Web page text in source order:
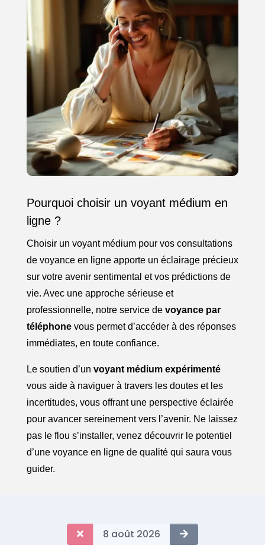
Pourquoi choisir un voyant médium en
ligne ?
Choisir un voyant médium pour vos consultations
de voyance en ligne apporte un éclairage précieux
sur votre avenir sentimental et vos prédictions de
vie. Avec une approche sérieuse et
professionnelle, notre service de voyance par
téléphonevous permet d’accéder à des réponses
immédiates, en toute confiance.
Le soutien d’un voyant médium expérimenté
vous aide à naviguer à travers les doutes et les
incertitudes, vous offrant une perspective éclairée
pour avancer sereinement vers l’avenir. Ne laissez
pas le flou s’installer, venez découvrir le potentiel
d’une voyance en ligne de qualité qui saura vous
guider.